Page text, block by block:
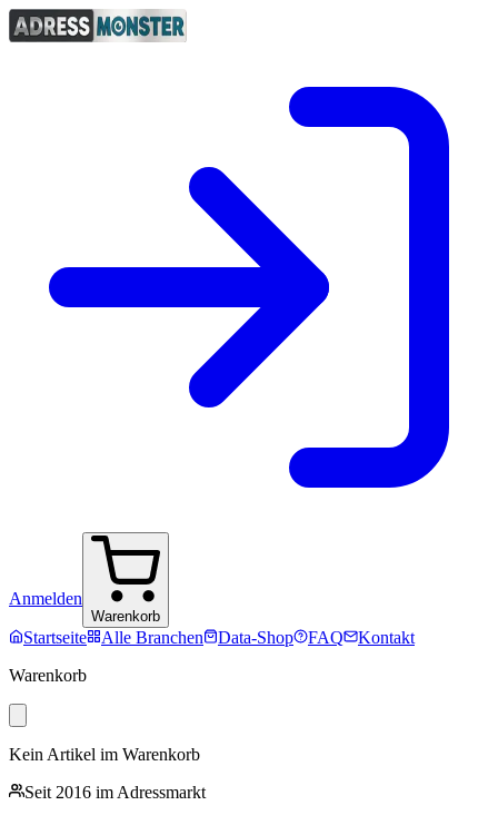
Anmelden
Warenkorb
Startseite Alle Branchen Data-Shop FAQ
Kontakt
Warenkorb
Kein Artikel im Warenkorb
Seit 2016 im Adressmarkt